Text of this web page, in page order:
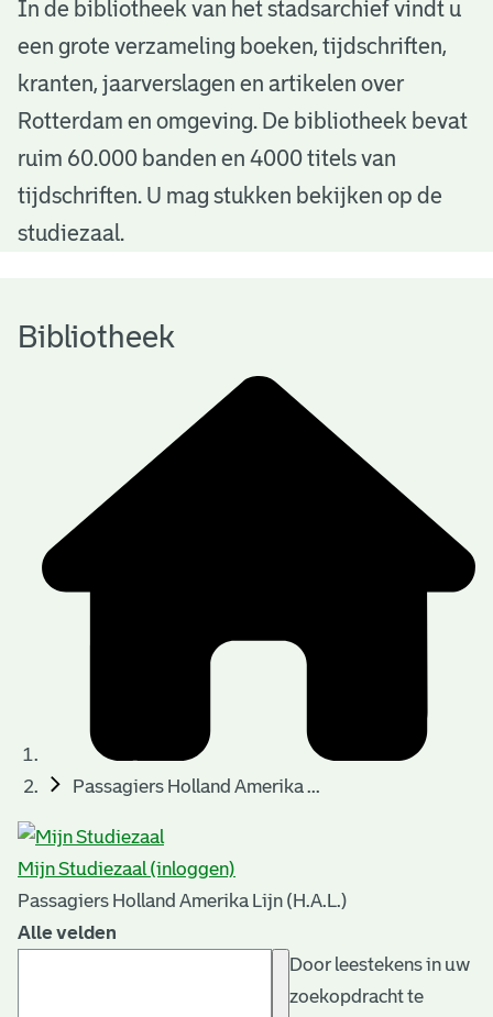
B
b
o
h
In de bibliotheek van het stadsarchief vindt u
een grote verzameling boeken, tijdschriften,
kranten, jaarverslagen en artikelen over
Rotterdam en omgeving. De bibliotheek bevat
ruim 60.000 banden en 4000 titels van
tijdschriften. U mag stukken bekijken op de
studiezaal.
Bibliotheek
Passagiers Holland Amerika ...
Mijn Studiezaal (inloggen)
Passagiers Holland Amerika Lijn (H.A.L.)
Alle velden
Door leestekens in uw
zoekopdracht te